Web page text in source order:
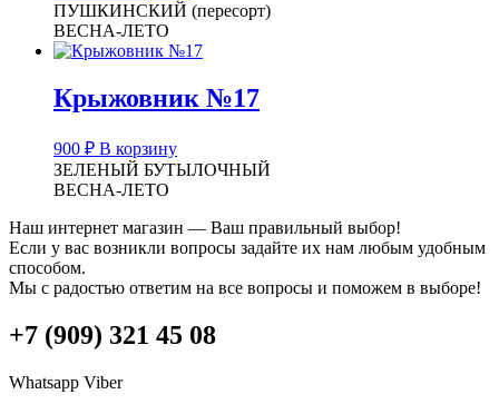
ПУШКИНСКИЙ (пересорт)
ВЕСНА-ЛЕТО
Крыжовник №17
900 ₽ В корзину
ЗЕЛЕНЫЙ БУТЫЛОЧНЫЙ
ВЕСНА-ЛЕТО
Наш интернет магазин — Ваш правильный выбор!
Если у вас возникли вопросы задайте их нам любым удобным
способом.
Мы с радостью ответим на все вопросы и поможем в выборе!
+7 (909) 321 45 08
Whatsapp Viber